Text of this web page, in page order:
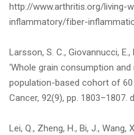
http://www.arthritis.org/living-
inflammatory/fiber-
Larsson, S. C., Giovannucci,
‘Whole grain consumption
population-based cohort of
Cancer, 92(9), pp. 1803–1807.
Lei, Q., Zheng, H., Bi, J., Wang,